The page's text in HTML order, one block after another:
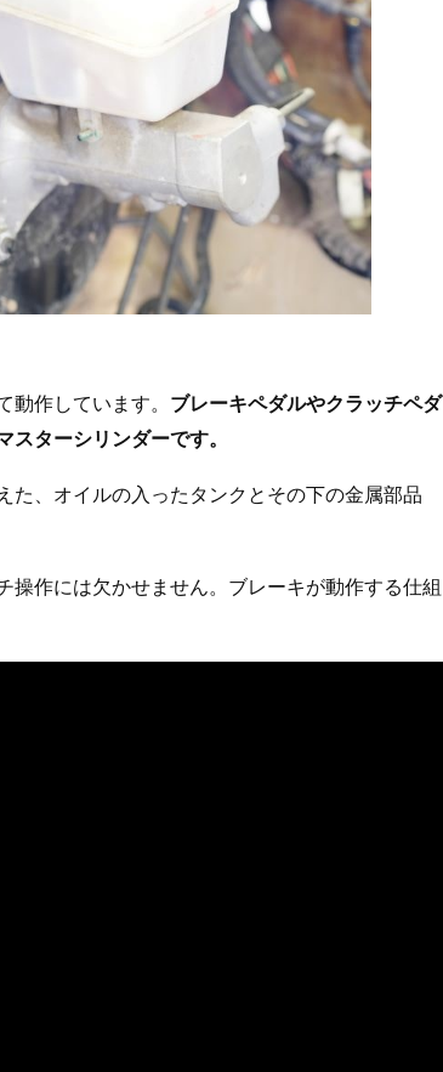
動作しています。 ブレーキペダルやクラッチペダ
ターシリンダーです。
た、オイルの入ったタンクとその下の金属部品
操作には欠かせません。ブレーキが動作する仕組